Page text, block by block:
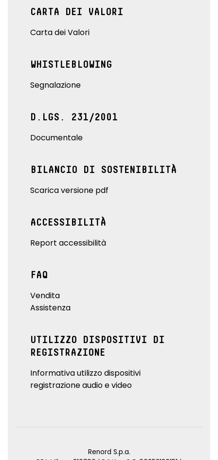
CARTA DEI VALORI
Carta dei Valori
WHISTLEBLOWING
Segnalazione
D.LGS. 231/2001
Documentale
BILANCIO DI SOSTENIBILITÀ
Scarica versione pdf
ACCESSIBILITÀ
Report accessibilità
FAQ
Vendita
Assistenza
UTILIZZO DISPOSITIVI DI
REGISTRAZIONE
Informativa utilizzo dispositivi
registrazione audio e video
Renord S.p.a.